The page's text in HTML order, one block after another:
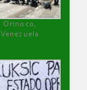
Orinoco,
Venezuela